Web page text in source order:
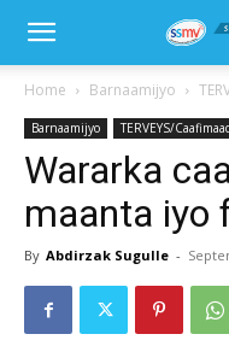
Home Barnaamijyo
Barnaamijyo TERVEYS/
Wararka
maanta iyo
By Abdirzak Sugulle -